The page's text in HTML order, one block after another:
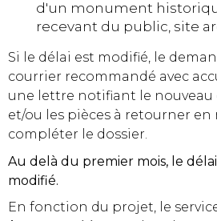
d'un monument
recevant du public, site
Si le délai est modifié, le
courrier recommandé avec
une lettre notifiant le
et/ou les pièces à retourner
compléter le dossier.
Au delà du premier mois, le
modifié.
En fonction du projet, le